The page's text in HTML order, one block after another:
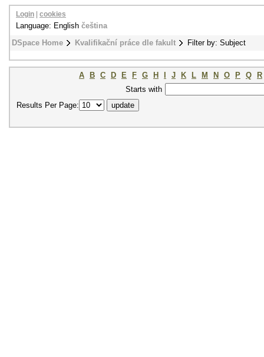
DSpace Home Kvalifikační práce dle fakult Filter by: Subject
Login cookies
Language: English čeština
A B C D E F G H J K L M N O P Q
R
Starts with
Results Per Page: